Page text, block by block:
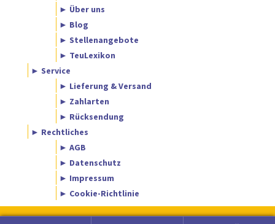
► Über uns
► Blog
► Stellenangebote
► TeuLexikon
► Service
► Lieferung & Versand
► Zahlarten
► Rücksendung
► Rechtliches
► AGB
► Datenschutz
► Impressum
► Cookie-Richtlinie